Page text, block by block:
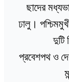
ছাদের
ঢালু।
দুটি
প্রবেশপথ ও